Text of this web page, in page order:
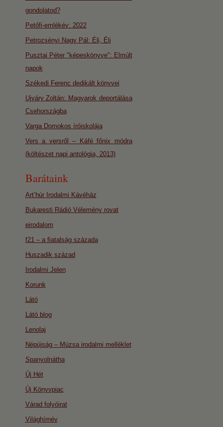
gondolatod?
Petőfi-emlékév: 2022
Petrozsényi Nagy Pál: Éli, Éli
Pusztai Péter "képeskönyve": Elmúlt
napok
Székedi Ferenc dedikált könyvei
Ujváry Zoltán: Magyarok deportálása
Csehországba
Varga Domokos íróiskolája
Vers a versről – Káfé főnix módra
(költészet napi antológia, 2013)
Barátaink
Art’húr Irodalmi Kávéház
Bukaresti Rádió Vélemény rovat
eirodalom
f21 – a fiatalság százada
Huszadik század
Irodalmi Jelen
Korunk
Látó
Látó blog
Lenolaj
Népújság – Múzsa irodalmi melléklet
Spanyolnátha
Új Hét
Új Könyvpiac
Várad folyóirat
Világhírnév